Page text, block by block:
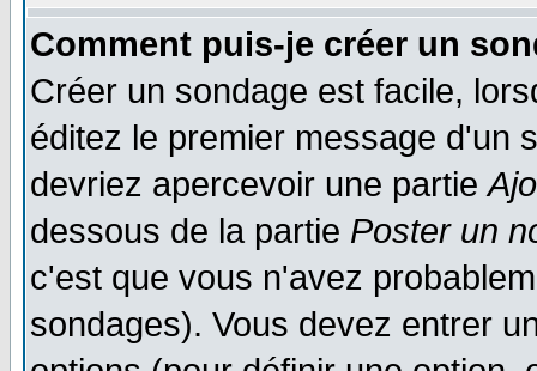
Comment puis-je créer un
Créer un sondage est facile,
éditez le premier message d'un
devriez apercevoir une partie
dessous de la partie Poster un
c'est que vous n'avez
sondages). Vous devez entrer